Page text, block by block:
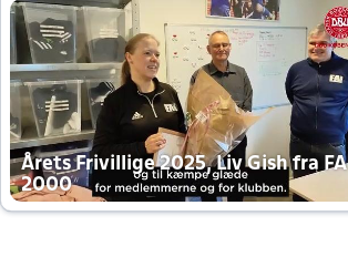
Årets Frivillige 2025, Liv Gish fra FA
2000